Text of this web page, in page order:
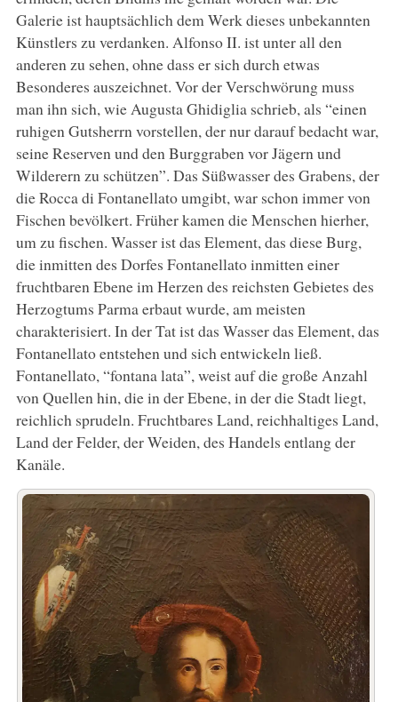
Galerie ist hauptsächlich dem Werk dieses unbekannten
Künstlers zu verdanken. Alfonso II. ist unter all den
anderen zu sehen, ohne dass er sich durch etwas
Besonderes auszeichnet. Vor der Verschwörung muss
man ihn sich, wie Augusta Ghidiglia schrieb, als “einen
ruhigen Gutsherrn vorstellen, der nur darauf bedacht war,
seine Reserven und den Burggraben vor Jägern und
Wilderern zu schützen”. Das Süßwasser des Grabens, der
die Rocca di Fontanellato umgibt, war schon immer von
Fischen bevölkert. Früher kamen die Menschen hierher,
um zu fischen. Wasser ist das Element, das diese Burg,
die inmitten des Dorfes Fontanellato inmitten einer
fruchtbaren Ebene im Herzen des reichsten Gebietes des
Herzogtums Parma erbaut wurde, am meisten
charakterisiert. In der Tat ist das Wasser das Element, das
Fontanellato entstehen und sich entwickeln ließ.
Fontanellato, “fontana lata”, weist auf die große Anzahl
von Quellen hin, die in der Ebene, in der die Stadt liegt,
reichlich sprudeln. Fruchtbares Land, reichhaltiges Land,
Land der Felder, der Weiden, des Handels entlang der
Kanäle.